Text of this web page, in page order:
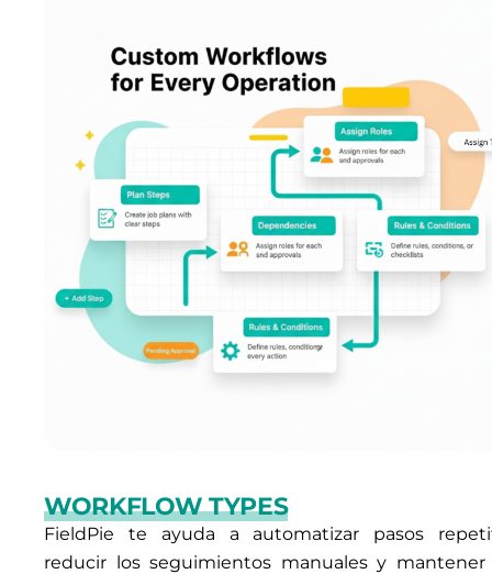
WORKFLOW TYPES
FieldPie te ayuda a automatizar pasos
reducir los seguimientos manuales y mantener